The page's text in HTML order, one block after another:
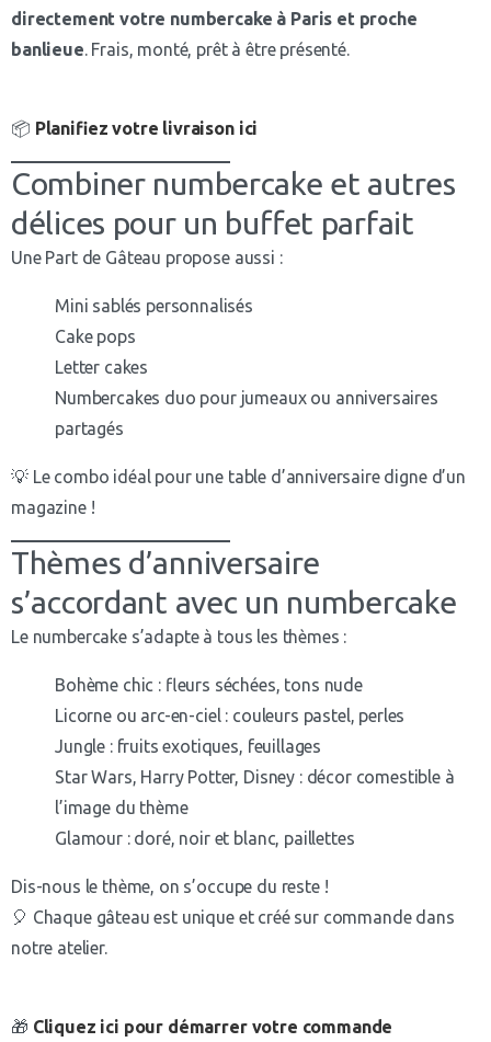
directement votre numbercake à Paris et proche
banlieue. Frais, monté, prêt à être présenté.
📦 Planifiez votre livraison ici
Combiner numbercake et autres
délices pour un buffet parfait
Une Part de Gâteau propose aussi :
Mini sablés personnalisés
Cake pops
Letter cakes
Numbercakes duo pour jumeaux ou anniversaires
partagés
💡 Le combo idéal pour une table d’anniversaire digne d’un
magazine !
Thèmes d’anniversaire
s’accordant avec un numbercake
Le numbercake s’adapte à tous les thèmes :
Bohème chic : fleurs séchées, tons nude
Licorne ou arc-en-ciel : couleurs pastel, perles
Jungle : fruits exotiques, feuillages
Star Wars, Harry Potter, Disney : décor comestible à
l’image du thème
Glamour : doré, noir et blanc, paillettes
Dis-nous le thème, on s’occupe du reste !
🎈 Chaque gâteau est unique et créé sur commande dans
notre atelier.
🎁 Cliquez ici pour démarrer votre commande